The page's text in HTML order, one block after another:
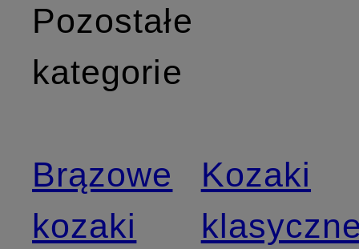
Pozostałe
kategorie
Brązowe
kozaki
Kozaki